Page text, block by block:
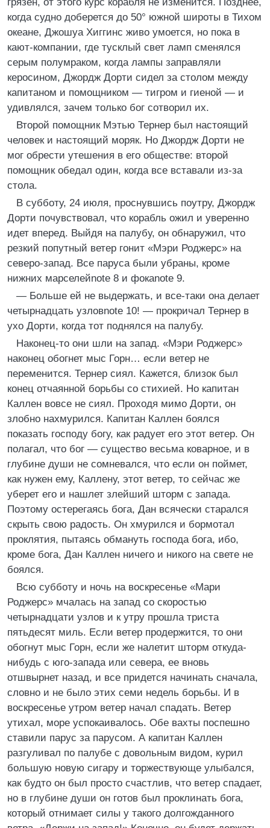
когда судно доберется до 50° южной широты в Тихом
океане, Джошуа Хиггинс живо умоется, но пока в
кают-компании, где тусклый свет ламп сменялся
серым полумраком, когда лампы заправляли
керосином, Джордж Дорти сидел за столом между
капитаном и помощником — тигром и гиеной — и
удивлялся, зачем только бог сотворил их.
Второй помощник Мэтью Тернер был настоящий
человек и настоящий моряк. Но Джордж Дорти не
мог обрести утешения в его обществе: второй
помощник обедал один, когда все вставали из-за
стола.
В субботу, 24 июля, проснувшись поутру, Джордж
Дорти почувствовал, что корабль ожил и уверенно
идет вперед. Выйдя на палубу, он обнаружил, что
резкий попутный ветер гонит «Мэри Роджерс» на
северо-запад. Все паруса были убраны, кроме
нижних марселейnote 8 и фокаnote 9.
— Больше ей не выдержать, и все-таки она делает
четырнадцать узловnote 10! — прокричал Тернер в
ухо Дорти, когда тот поднялся на палубу.
Наконец-то они шли на запад. «Мэри Роджерс»
наконец обогнет мыс Горн… если ветер не
переменится. Тернер сиял. Кажется, близок был
конец отчаянной борьбы со стихией. Но капитан
Каллен вовсе не сиял. Проходя мимо Дорти, он
злобно нахмурился. Капитан Каллен боялся
показать господу богу, как радует его этот ветер. Он
полагал, что бог — существо весьма коварное, и в
глубине души не сомневался, что если он поймет,
как нужен ему, Каллену, этот ветер, то сейчас же
уберет его и нашлет злейший шторм с запада.
Поэтому остерегаясь бога, Дан всячески старался
скрыть свою радость. Он хмурился и бормотал
проклятия, пытаясь обмануть господа бога, ибо,
кроме бога, Дан Каллен ничего и никого на свете не
боялся.
Всю субботу и ночь на воскресенье «Мари
Роджерс» мчалась на запад со скоростью
четырнадцати узлов и к утру прошла триста
пятьдесят миль. Если ветер продержится, то они
обогнут мыс Горн, если же налетит шторм откуда-
нибудь с юго-запада или севера, ее вновь
отшвырнет назад, и все придется начинать сначала,
словно и не было этих семи недель борьбы. И в
воскресенье утром ветер начал спадать. Ветер
утихал, море успокаивалось. Обе вахты поспешно
ставили парус за парусом. А капитан Каллен
разгуливал по палубе с довольным видом, курил
большую новую сигару и торжествующе улыбался,
как будто он был просто счастлив, что ветер спадает,
но в глубине души он готов был проклинать бога,
который отнимает силы у такого долгожданного